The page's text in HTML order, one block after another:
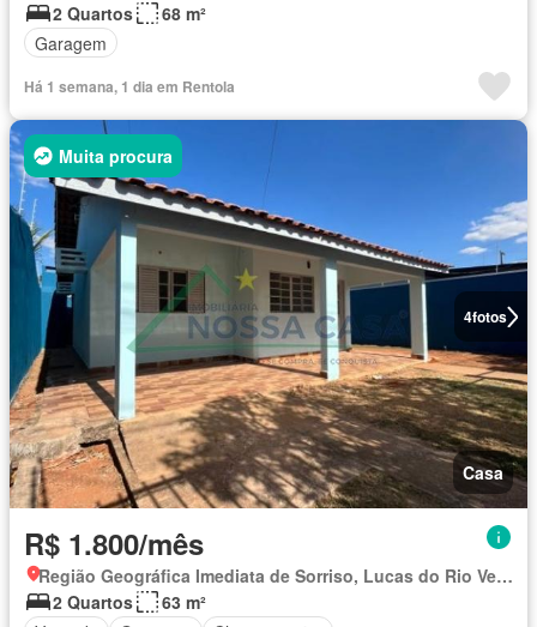
2 Quartos
68 m²
Garagem
Há 1 semana, 1 dia em Rentola
4fotos
Muita procura
Casa
R$ 1.800/mês
Região Geográfica Imediata de Sorriso, Lucas do Rio Verde
2 Quartos
63 m²